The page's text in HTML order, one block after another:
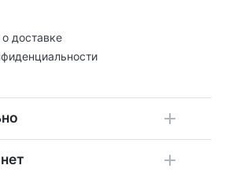
доставке